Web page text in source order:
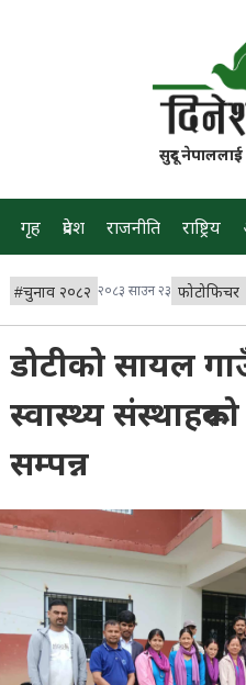
सुदूर
गृह प्रदेश राजनीति राष्ट्रिय
#चुनाव २०८२ २०८३ साउन २३ फोटोफिचर
डोटीको सायल
स्वास्थ्य
सम्पन्न